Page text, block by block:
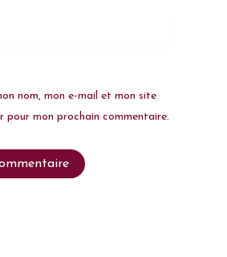
nom, mon e-mail et mon site
pour mon prochain commentaire.